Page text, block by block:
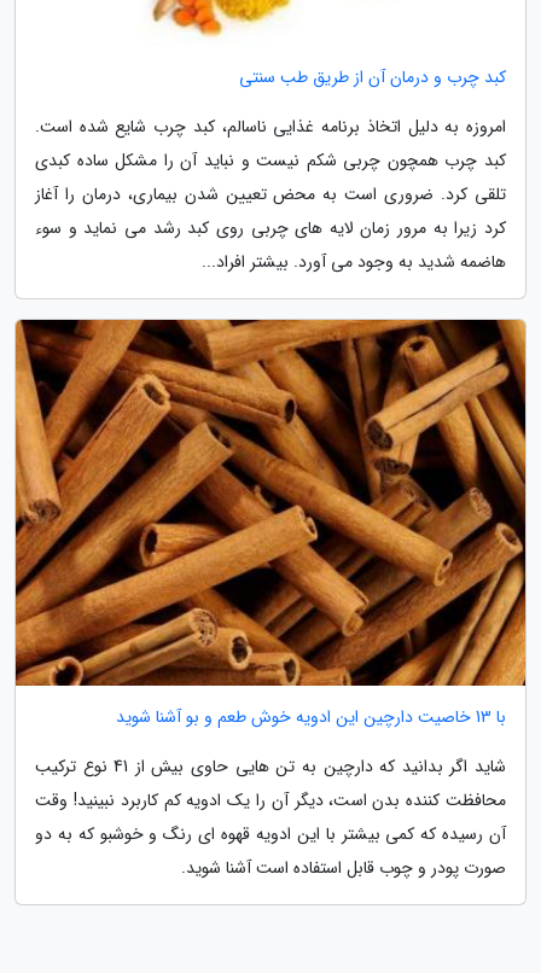
کبد چرب و درمان آن از طریق طب سنتی
امروزه به دلیل اتخاذ برنامه غذایی ناسالم، کبد چرب شایع شده است.
کبد چرب همچون چربی شکم نیست و نباید آن را مشکل ساده کبدی
تلقی کرد. ضروری است به محض تعیین شدن بیماری، درمان را آغاز
کرد زیرا به مرور زمان لایه های چربی روی کبد رشد می نماید و سوء
هاضمه شدید به وجود می آورد. بیشتر افراد...
با 13 خاصیت دارچین این ادویه خوش طعم و بو آشنا شوید
شاید اگر بدانید که دارچین به تن هایی حاوی بیش از 41 نوع ترکیب
محافظت کننده بدن است، دیگر آن را یک ادویه کم کاربرد نبینید! وقت
آن رسیده که کمی بیشتر با این ادویه قهوه ای رنگ و خوشبو که به دو
صورت پودر و چوب قابل استفاده است آشنا شوید.